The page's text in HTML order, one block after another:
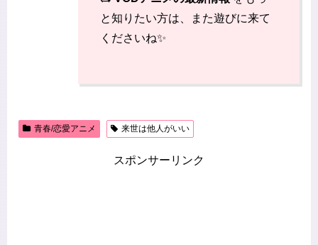
と知りたい方は、また遊びに来て
くださいね✨
青春/恋愛アニメ 来世は他人がいい
スポンサーリンク